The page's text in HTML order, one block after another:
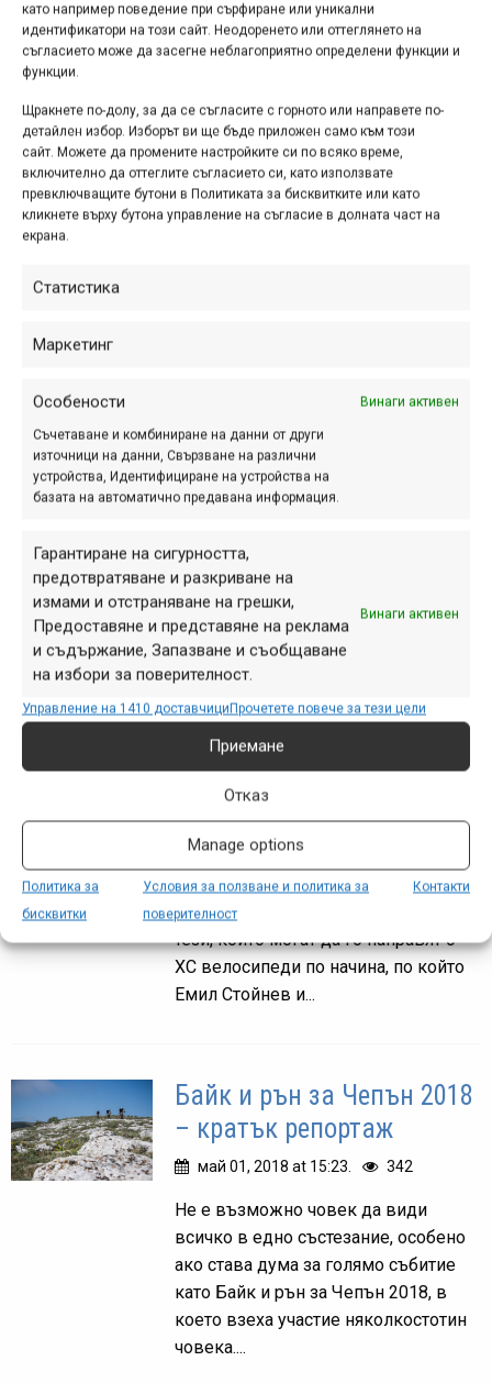
като например поведение при сърфиране или уникални
идентификатори на този сайт. Неодоренето или оттеглянето на
съгласието може да засегне неблагоприятно определени функции и
функции.
Щракнете по-долу, за да се съгласите с горното или направете по-
детайлен избор. Изборът ви ще бъде приложен само към този
сайт. Можете да промените настройките си по всяко време,
включително да оттеглите съгласието си, като използвате
превключващите бутони в Политиката за бисквитките или като
кликнете върху бутона управление на съгласие в долната част на
екрана.
Статистика
Маркетинг
Особености Винаги активен
Съчетаване и комбиниране на данни от други
източници на данни, Свързване на различни
устройства, Идентифициране на устройства на
базата на автоматично предавана информация.
Гарантиране на сигурността,
предотвратяване и разкриване на
измами и отстраняване на грешки,
Предоставяне и представяне на реклама
и съдържание, Запазване и съобщаване
на избори за поверителност.
Винаги активен
Управление на 1410 доставчициПрочетете повече за тези цели
Приемане
Отказ
Manage options
Политика за
бисквитки
Условия за ползване и политика за
поверителност
Контакти
Велосъстезание Джуренец
Куест 2018 | Класиране
юни 17, 2018 at 09:43. 305
Въпреки не съвсем благоприятните
условия (и по прогноза и изобщо
през предхождащата събитието
XCO Симеоново 2018 |
Класиране
юни 10, 2018 at 14:27.
проливен дъжд в столицата, значи е
трябвало да потърсите убежище на
Витоша, където ръсна само за
кратко, така че участниците в ХСО
Симеоново караха при...
Емил Стойнев | От Конгур
до Петрич
май 07, 2018 at 19:24.
Мнозина от нас са карали с кеф по
пътеките над Петрич, но малцина са
тези, които могат да го направят с
ХС велосипеди по начина, по който
Емил Стойнев и...
Байк и рън за Чепън 2018
– кратък репортаж
май 01, 2018 at 15:23. 342
Не е възможно човек да види
всичко в едно състезание, особено
ако става дума за голямо събитие
като Байк и рън за Чепън 2018, в
което взеха участие няколкостотин
човека....